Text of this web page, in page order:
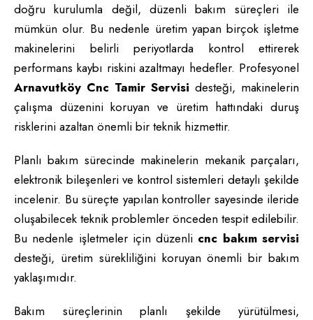
doğru kurulumla değil, düzenli bakım süreçleri ile
mümkün olur. Bu nedenle üretim yapan birçok işletme
makinelerini belirli periyotlarda kontrol ettirerek
performans kaybı riskini azaltmayı hedefler. Profesyonel
Arnavutköy Cnc Tamir Servisi desteği, makinelerin
çalışma düzenini koruyan ve üretim hattındaki duruş
risklerini azaltan önemli bir teknik hizmettir.
Planlı bakım sürecinde makinelerin mekanik parçaları,
elektronik bileşenleri ve kontrol sistemleri detaylı şekilde
incelenir. Bu süreçte yapılan kontroller sayesinde ileride
oluşabilecek teknik problemler önceden tespit edilebilir.
Bu nedenle işletmeler için düzenli cnc bakım servisi
desteği, üretim sürekliliğini koruyan önemli bir bakım
yaklaşımıdır.
Bakım süreçlerinin planlı şekilde yürütülmesi,